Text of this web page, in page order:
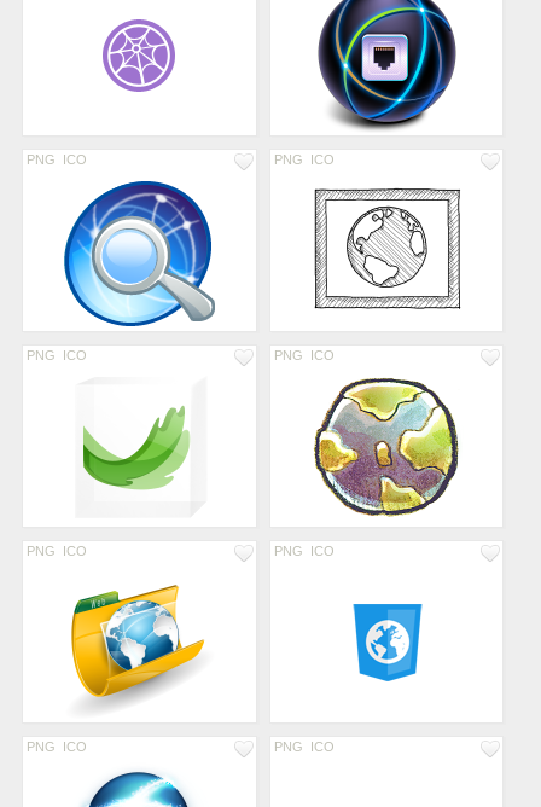
PNG ICO PNG ICO
PNG ICO PNG ICO
PNG ICO PNG ICO
PNG ICO PNG ICO